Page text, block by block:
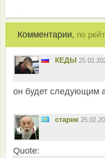
Комментарии, по
КЕДЫ
он будет следующим
старик
Quote: